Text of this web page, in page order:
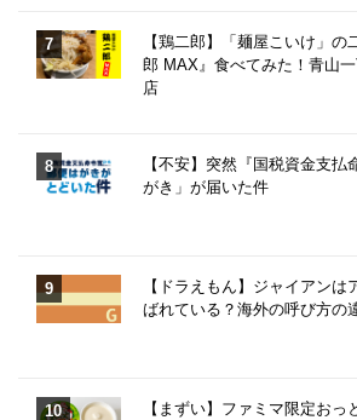
【鶏二郎】「麺屋こいけ」
郎 MAX』食べてみた！青山
店
【不安】突然『国税資金支払
がき」が届いた件
【ドラえもん】ジャイアン
ばれている？海外の呼び方の
【まずい】ファミマ限定お